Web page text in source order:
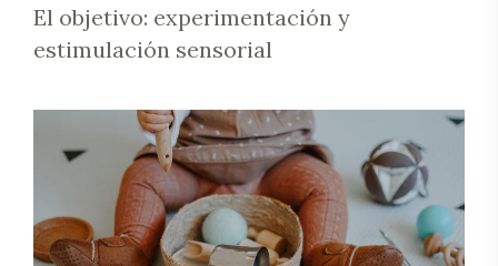
El objetivo: experimentación y
estimulación sensorial